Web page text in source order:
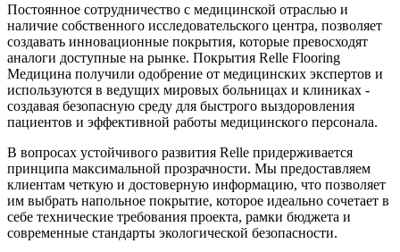
Постоянное сотрудничество с медицинской отраслью и
наличие собственного исследовательского центра, позволяет
создавать инновационные покрытия, которые превосходят
аналоги доступные на рынке. Покрытия Relle Flooring
Медицина получили одобрение от медицинских экспертов и
используются в ведущих мировых больницах и клиниках -
создавая безопасную среду для быстрого выздоровления
пациентов и эффективной работы медицинского персонала.
В вопросах устойчивого развития Relle придерживается
принципа максимальной прозрачности. Мы предоставляем
клиентам четкую и достоверную информацию, что позволяет
им выбрать напольное покрытие, которое идеально сочетает в
себе технические требования проекта, рамки бюджета и
современные стандарты экологической безопасности.